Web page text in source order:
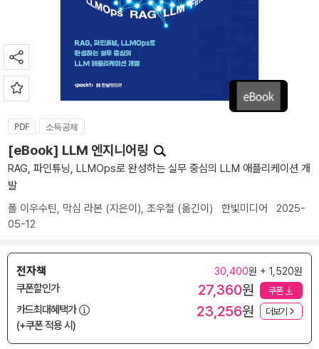
PDF 소득공제
[eBook] LLM 엔지니어링
RAG, 파인튜닝, LLMOps로 완성하는 실무 중심의 LLM 애플리케이션 개
발
폴 이우수틴, 막심 라본 (지은이), 조우철 (옮긴이) 한빛미디어
2025-
05-12
전자책 30,400원 + 1,520원
쿠폰할인가 27,360원 쿠폰
카드최대혜택가
(+쿠폰 적용 시)
23,256원 더보기